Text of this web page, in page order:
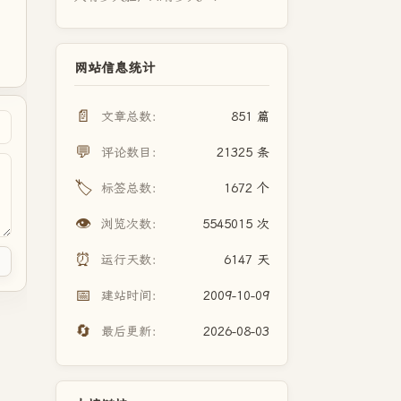
网站信息统计
📄 文章总数： 851 篇
💬 评论数目： 21325 条
🏷️ 标签总数： 1672 个
👁️ 浏览次数： 5545015 次
⏰ 运行天数： 6147 天
📅 建站时间： 2009-10-09
🔄 最后更新： 2026-08-03